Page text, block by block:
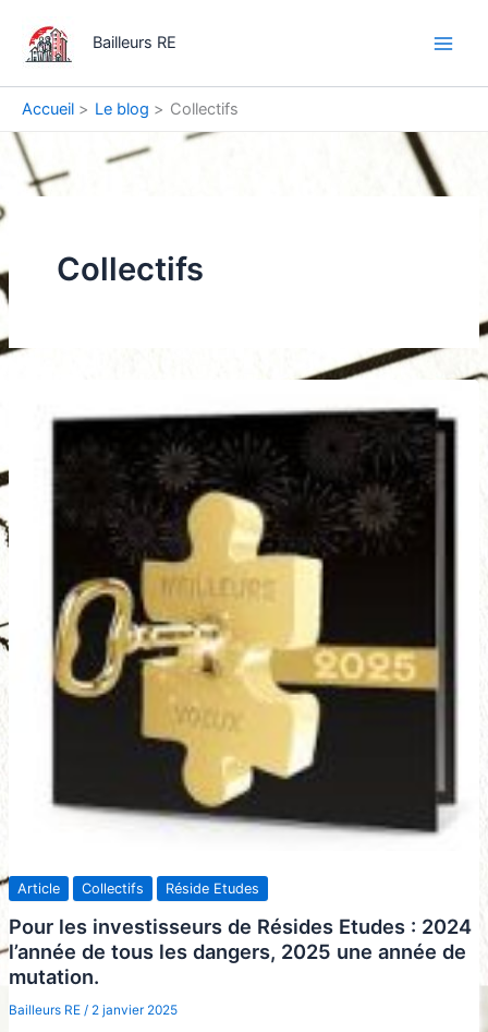
contenu
Bailleurs RE
Accueil Le blog Collectifs
Collectifs
Article Collectifs Réside Etudes
Pour les investisseurs de Résides Etudes : 2024
l’année de tous les dangers, 2025 une année de
mutation.
Bailleurs RE / 2 janvier 2025